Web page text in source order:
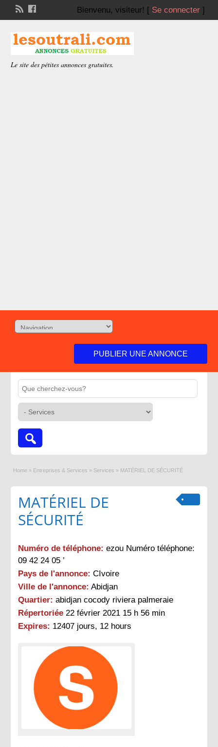
Bienvenu, visiteur! [ Se connecter]
Le site des pétites annonces gratuites.
PUBLIER UNE ANNONCE
Home » Entreprises & Services » Services » MATÉRIEL DE SÉCURITÉ
MATÉRIEL DE
SÉCURITÉ
Numéro de téléphone: ezou Numéro téléphone:
09 42 24 05 ’
Pays de l'annonce: CIvoire
Ville de l'annonce: Abidjan
Quartier: abidjan cocody riviera palmeraie
Répertoriée 22 février 2021 15 h 56 min
Expires: 12407 jours, 12 hours